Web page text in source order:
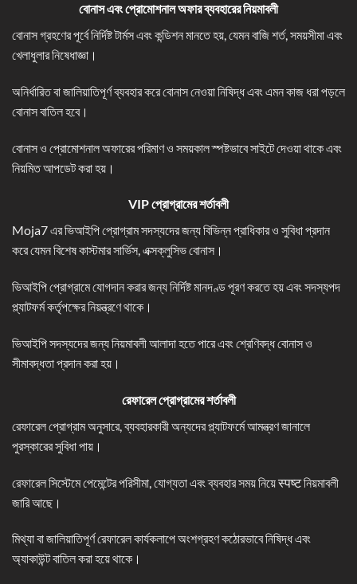
বোনাস এবং প্রোমোশনাল অফার ব্যবহারের নিয়মাবলী
বোনাস গ্রহণের পূর্বে নির্দিষ্ট টার্মস এবং কন্ডিশন মানতে হয়, যেমন বাজি শর্ত, সময়সীমা এবং
খেলাধুলার নিষেধাজ্ঞা।
অনির্ধারিত বা জালিয়াতিপূর্ণ ব্যবহার করে বোনাস নেওয়া নিষিদ্ধ এবং এমন কাজ ধরা পড়লে
বোনাস বাতিল হবে।
বোনাস ও প্রোমোশনাল অফারের পরিমাণ ও সময়কাল স্পষ্টভাবে সাইটে দেওয়া থাকে এবং
নিয়মিত আপডেট করা হয়।
VIP প্রোগ্রামের শর্তাবলী
Moja7 এর ভিআইপি প্রোগ্রাম সদস্যদের জন্য বিভিন্ন প্রাধিকার ও সুবিধা প্রদান
করে যেমন বিশেষ কাস্টমার সার্ভিস, এক্সক্লুসিভ বোনাস।
ভিআইপি প্রোগ্রামে যোগদান করার জন্য নির্দিষ্ট মানদণ্ড পূরণ করতে হয় এবং সদস্যপদ
প্ল্যাটফর্ম কর্তৃপক্ষের নিয়ন্ত্রণে থাকে।
ভিআইপি সদস্যদের জন্য নিয়মাবলী আলাদা হতে পারে এবং শ্রেণিবদ্ধ বোনাস ও
সীমাবদ্ধতা প্রদান করা হয়।
রেফারেল প্রোগ্রামের শর্তাবলী
রেফারেল প্রোগ্রাম অনুসারে, ব্যবহারকারী অন্যদের প্ল্যাটফর্মে আমন্ত্রণ জানালে
পুরস্কারের সুবিধা পায়।
রেফারেল সিস্টেমে পেমেন্টের পরিসীমা, যোগ্যতা এবং ব্যবহার সময় নিয়ে स्पष्ट নিয়মাবলী
জারি আছে।
মিথ্যা বা জালিয়াতিপূর্ণ রেফারেল কার্যকলাপে অংশগ্রহণ কঠোরভাবে নিষিদ্ধ এবং
অ্যাকাউন্ট বাতিল করা হয়ে থাকে।